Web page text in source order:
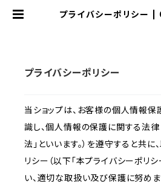
プライバシーポリシー
プライバシーポリシー
当ショップは、お客様の個人情報
識し、個人情報の保護に関する法律
法」といいます。）を遵守すると共
リシー（以下「本プライバシーポリシ
い、適切な取扱い及び保護に努めま